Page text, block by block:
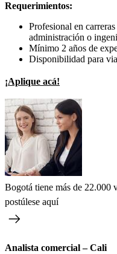
Requerimientos:
Profesional en
administración o
Mínimo 2 años de
Disponibilidad para
¡Aplique acá!
Bogotá tiene más de 22.000
postúlese aquí
Analista comercial – Cali